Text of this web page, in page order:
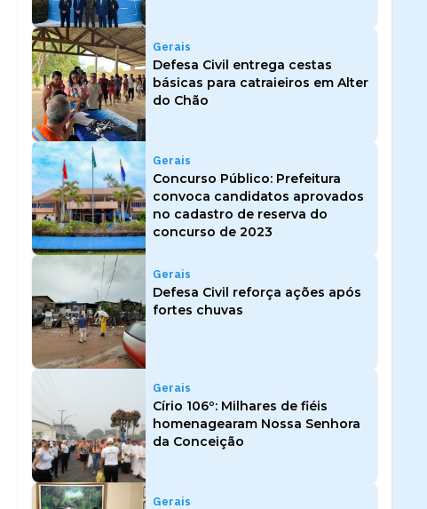
Gerais
Defesa Civil entrega cestas
básicas para catraieiros em Alter
do Chão
Gerais
Concurso Público: Prefeitura
convoca candidatos aprovados
no cadastro de reserva do
concurso de 2023
Gerais
Defesa Civil reforça ações após
fortes chuvas
Gerais
Círio 106º: Milhares de fiéis
homenagearam Nossa Senhora
da Conceição
Gerais